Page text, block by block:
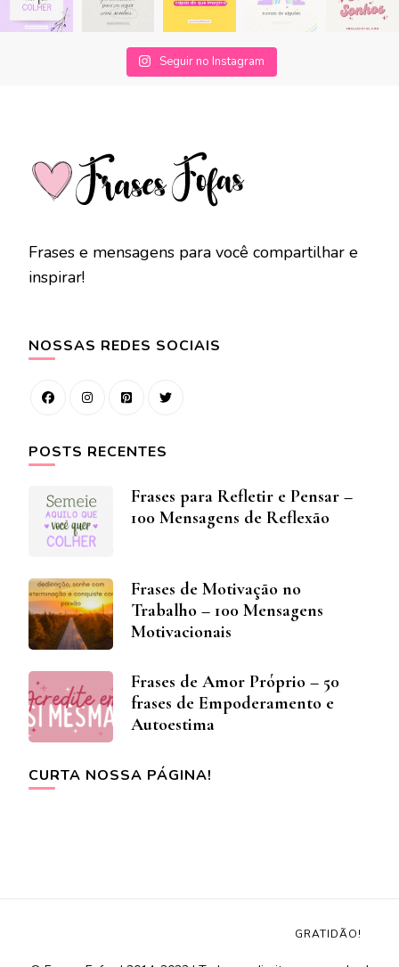
Seguir no Instagram
Frases e mensagens para você compartilhar e
inspirar!
NOSSAS REDES SOCIAIS
POSTS RECENTES
Frases para Refletir e Pensar –
100 Mensagens de Reflexão
Frases de Motivação no
Trabalho – 100 Mensagens
Motivacionais
Frases de Amor Próprio – 50
frases de Empoderamento e
Autoestima
CURTA NOSSA PÁGINA!
GRATIDÃO!